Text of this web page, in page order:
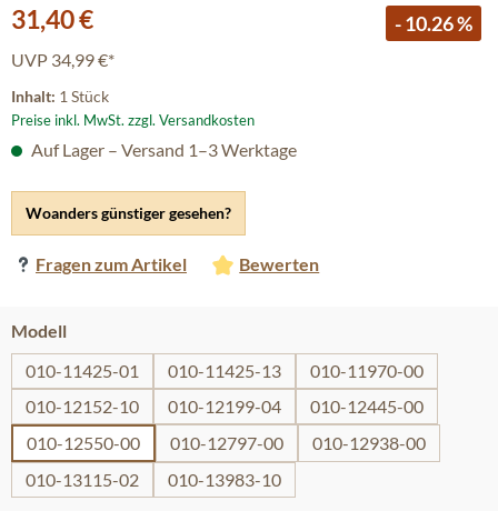
Verkaufspreis:
31,40 € - 10.26 %
UVP 34,99 €*
Inhalt: 1 Stück
Preise inkl. MwSt. zzgl. Versandkosten
Woanders günstiger gesehen?
Fragen zum Artikel Bewerten
Auf Lager – Versand 1–3 Werktage
Modellauswählen
010-11425-01
010-11425-13
010-11970-00
010-12152-10
010-12199-04
010-12445-00
010-12550-00
010-12797-00
010-12938-00
010-13115-02
010-13983-10